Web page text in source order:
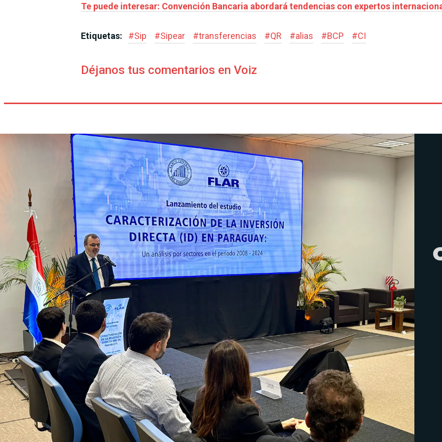
Te puede interesar: Convención Bancaria abordará tendencias con expertos
Etiquetas: #Sip #Sipear #transferencias #QR #alias #BCP #CI
Déjanos tus comentarios en Voiz